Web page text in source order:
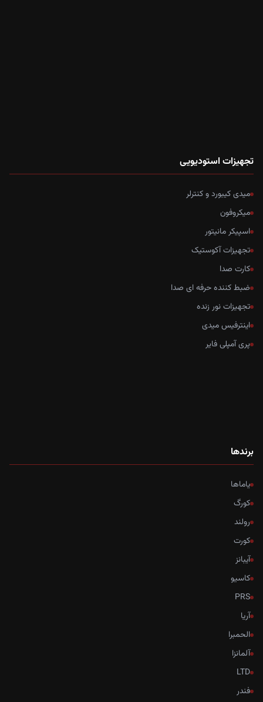
تجهیزات استودیویی
میدی کیبورد و کنترلر
میکروفون
اسپیکر مانیتور
تجهیزات آکوستیک
کارت صدا
ضبط کننده حرفه ای صدا
تجهیزات نور زنده
اینترفیس میدی
پری آمپلی فایر
برندها
یاماها
کورگ
رولند
کورت
آیبانز
کاسیو
PRS
آریا
الحمبرا
آلمانزا
LTD
فندر